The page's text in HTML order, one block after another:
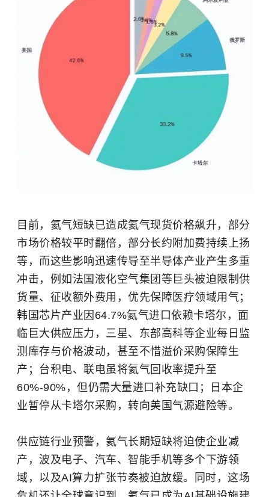
目前，氦气短缺已造成氦气现货价格飙升，部分
市场价格较平时翻倍，部分长约附加费持续上扬
等，而这些影响迅速传导至半导体产业产生多重
冲击，例如法国液化空气集团等巨头被迫限制供
货量、征收额外费用，优先保障医疗领域用气；
韩国芯片产业因64.7%氦气进口依赖卡塔尔，面
临巨大供应压力，三星、东部高科等企业每日监
测库存与价格波动，甚至不惜溢价采购保障生
产；台积电、联电虽将氦气回收率提升至
60%-90%，但仍需大量进口补充缺口；日本企
业暂停从卡塔尔采购，转向美国气源避险等。
供应链行业预警，氦气长期短缺将迫使企业减
产，波及电子、汽车、智能手机等多个下游领
域，以及AI算力扩张节奏被迫放缓。同时，这场